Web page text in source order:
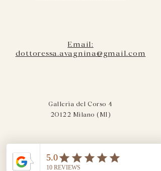
Email:
dottoressa.avagnina@gmail.com
Galleria del Corso 4
20122 Milano (MI)